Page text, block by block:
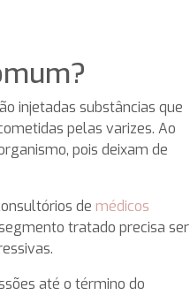
injetadas substâncias que
pelas varizes. Ao
pois deixam de
de médicos
tratado precisa ser
até o término do